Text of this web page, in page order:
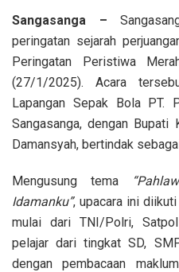
Sangasanga –
peringatan sejarah
Peringatan Peristiwa
(27/1/2025). Acara
Lapangan Sepak Bola
Sangasanga, dengan Bupati
Damansyah, bertindak
Mengusung tema
Idamanku”, upacara ini
mulai dari TNI/Polri,
pelajar dari tingkat SD,
dengan pembacaan